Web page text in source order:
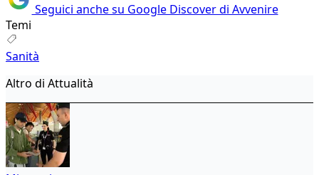
Seguici anche su Google Discover di Avvenire
Temi
Sanità
Altro di Attualità